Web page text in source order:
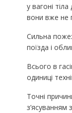
у вагоні
вони вже не
Сильна
поїзда і
Всього в
одиниці
Точні
з’ясуванням